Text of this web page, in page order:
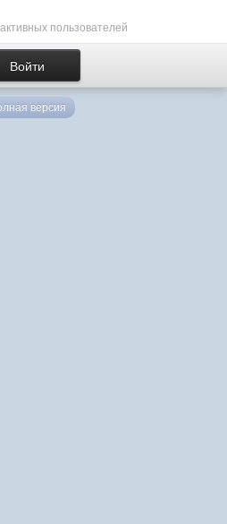
пользователей
версия